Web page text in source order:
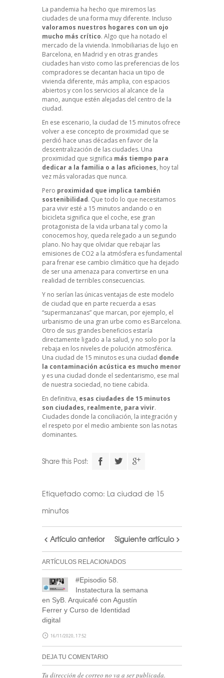
La pandemia ha hecho que miremos las
ciudades de una forma muy diferente. Incluso
valoramos nuestros hogares con un ojo
mucho más crítico. Algo que ha notado el
mercado de la vivienda. Inmobiliarias de lujo en
Barcelona, en Madrid y en otras grandes
ciudades han visto como las preferencias de los
compradores se decantan hacia un tipo de
vivienda diferente, más amplia, con espacios
abiertos y con los servicios al alcance de la
mano, aunque estén alejadas del centro de la
ciudad.
En ese escenario, la ciudad de 15 minutos ofrece
volver a ese concepto de proximidad que se
perdió hace unas décadas en favor de la
descentralización de las ciudades. Una
proximidad que significa más tiempo para
dedicar a la familia o a las aficiones, hoy tal
vez más valoradas que nunca.
Pero proximidad que implica también
sostenibilidad. Que todo lo que necesitamos
para vivir esté a 15 minutos andando o en
bicicleta significa que el coche, ese gran
protagonista de la vida urbana tal y como la
conocemos hoy, queda relegado a un segundo
plano. No hay que olvidar que rebajar las
emisiones de CO2 a la atmósfera es fundamental
para frenar ese cambio climático que ha dejado
de ser una amenaza para convertirse en una
realidad de terribles consecuencias.
Y no serían las únicas ventajas de este modelo
de ciudad que en parte recuerda a esas
“supermanzanas” que marcan, por ejemplo, el
urbanismo de una gran urbe como es Barcelona.
Otro de sus grandes beneficios estaría
directamente ligado a la salud, y no solo por la
rebaja en los niveles de polución atmosférica.
Una ciudad de 15 minutos es una ciudad donde
la contaminación acústica es mucho menor
y es una ciudad donde el sedentarismo, ese mal
de nuestra sociedad, no tiene cabida.
En definitiva, esas ciudades de 15 minutos
son ciudades, realmente, para vivir.
Ciudades donde la conciliación, la integración y
el respeto por el medio ambiente son las notas
dominantes.
Descarga el
Realiza tu suscripción a
al archivo descargable del
calendario de Arquitectas
Ocultas.
Consulta tu correo para
confirmar la inscripción y
recibir noticias de nuestra
parte.
correo de confirmación por nuestra
parte, escríbenos a
blog@stepienybarno.es
Share this Post:
Etiquetado como: La ciudad de 15
minutos
Artículo anterior Siguiente artículo
ARTÍCULOS RELACIONADOS
#Episodio 58.
Instatectura la semana
en SyB. Arquicafé con Agustín
Ferrer y Curso de Identidad
digital
16/11/2020, 17:52
DEJA TU COMENTARIO
Tu dirección de correo no va a ser publicada.